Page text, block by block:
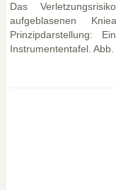
Das
aufgeblasenen
Prinzipdarstellung:
Instrumententafel.